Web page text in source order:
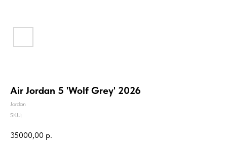
Air Jordan 5 'Wolf Grey' 2026
Jordan
SKU:
35000,00 р.